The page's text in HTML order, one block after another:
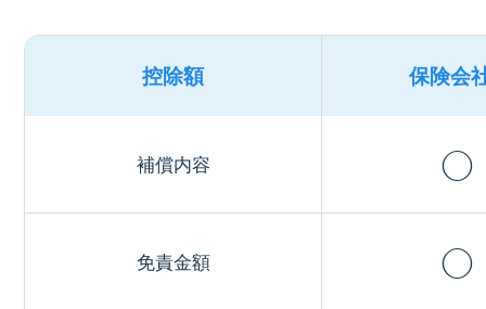
控除額 保険会
補償内容 ◯
免責金額 ◯